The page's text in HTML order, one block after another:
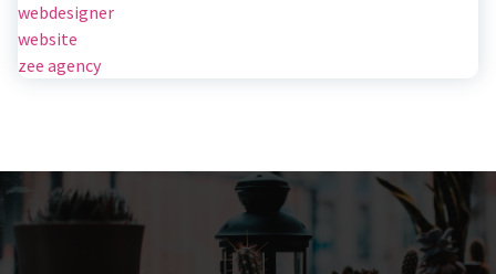
webdesigner
website
zee agency